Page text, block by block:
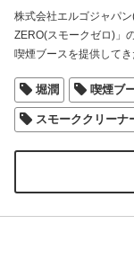
株式会社エルゴジャパ
ZERO(スモークゼロ)」
喫煙ブースを提供してき
堀潤 喫煙ブ
スモーククリーナ